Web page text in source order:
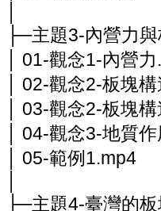
│ ├─主題3-內營力
│ │ 01-觀念1-內營
│ │ 02-觀念2-板塊
│ │ 03-觀念2-板塊
│ │ 04-觀念3-地質
│ │ 05-範例1.mp4
│ ├─主題4-臺灣的